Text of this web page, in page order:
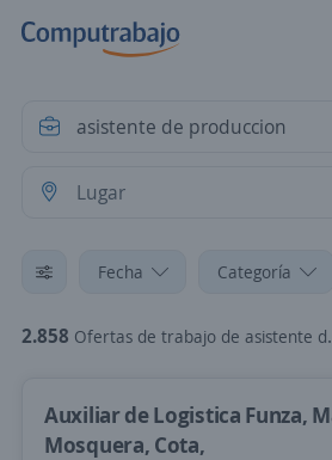
Fecha Categoría
2.858 Ofertas de trabajo de asistente de produccion
Auxiliar de Logistica Funza,
Mosquera, Cota,